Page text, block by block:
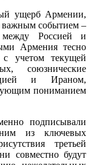
ущерб Армении,
важным событием –
между Россией и
Армения тесно
с учетом текущей
союзнические
и Ираном,
пониманием
подписывали
из ключевых
третьей
совместно будут